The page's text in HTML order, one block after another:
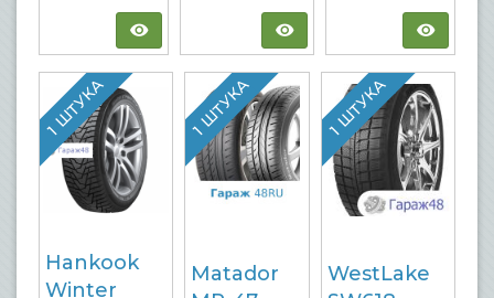
1 ШТУКА
Hankook
Winter
1 ШТУКА
Matador
1 ШТУКА
WestLake